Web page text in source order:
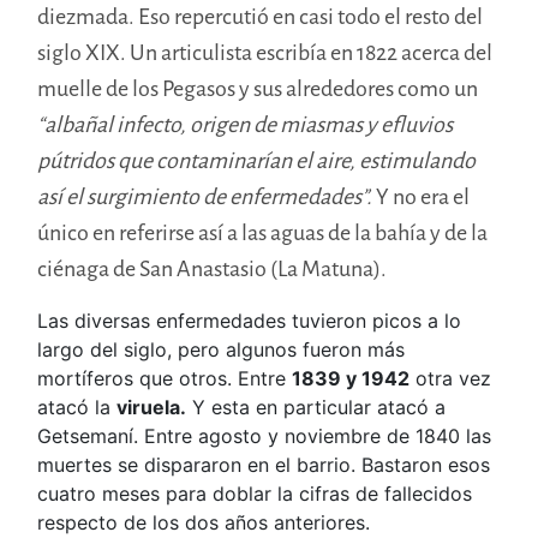
diezmada. Eso repercutió en casi todo el resto del
siglo XIX. Un articulista escribía en 1822 acerca del
muelle de los Pegasos y sus alrededores como un
“albañal infecto, origen de miasmas y efluvios
pútridos que contaminarían el aire, estimulando
así el surgimiento de enfermedades”.Y no era el
único en referirse así a las aguas de la bahía y de la
ciénaga de San Anastasio (La Matuna).
Las diversas enfermedades tuvieron picos a lo
largo del siglo, pero algunos fueron más
mortíferos que otros. Entre1839 y 1942 otra vez
atacó laviruela. Y esta en particular atacó a
Getsemaní. Entre agosto y noviembre de 1840 las
muertes se dispararon en el barrio. Bastaron esos
cuatro meses para doblar la cifras de fallecidos
respecto de los dos años anteriores.